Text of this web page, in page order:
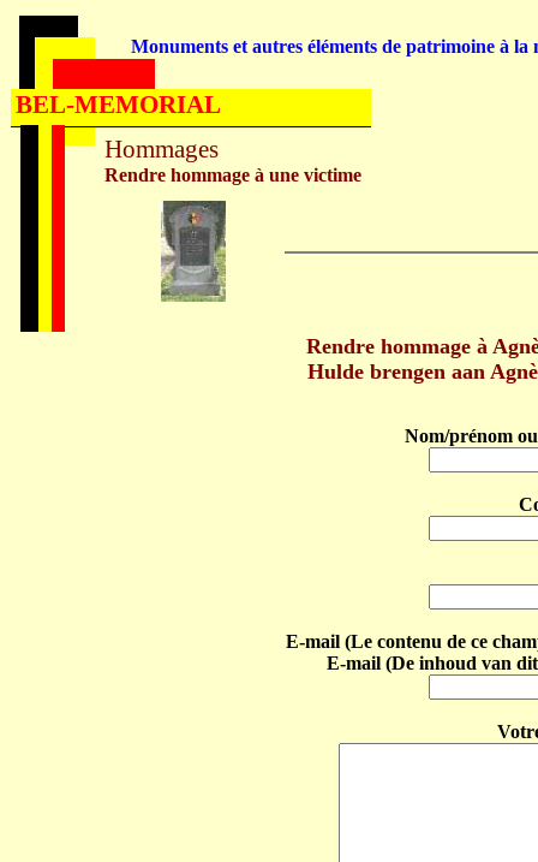
Rendre hommage à
Hulde brengen aan
Nom/prénom
E-mail (Le contenu de ce
E-mail (De inhoud van
Hommages
Rendre hommage à une victime
Monuments et autres éléments de patrimoine à la
BEL-MEMORIAL